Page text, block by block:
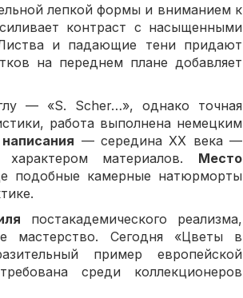
лепкой формы и вниманием к
контраст с насыщенными
и падающие тени придают
на переднем плане добавляет
— «S. Scher…», однако точная
работа выполнена немецким
— середина XX века —
материалов. Место
подобные камерные натюрморты
постакадемического реализма,
мастерство. Сегодня «Цветы в
пример европейской
среди коллекционеров